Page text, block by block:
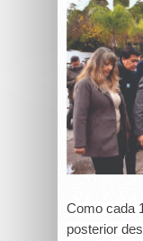
Como cada
posterior